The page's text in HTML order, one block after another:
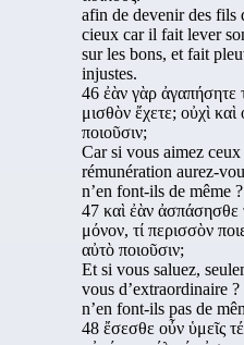
afin de devenir des fils
cieux car il fait lever
sur les bons, et fait
injustes.
46 ἐὰν γὰρ ἀγαπήσητε
μισθὸν ἔχετε; οὐχὶ
ποιοῦσιν;
Car si vous aimez
rémunération aurez-
n’en font-ils de même ?
47 καὶ ἐὰν
μόνον, τί περισσὸν
αὐτὸ ποιοῦσιν;
Et si vous saluez,
vous d’extraordinaire
n’en font-ils pas de
48 ἔσεσθε οὖν ὑμεῖς